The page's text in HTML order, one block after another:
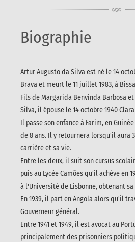
Biographie
Artur Augusto da Silva est né le 14
Brava et meurt le 11 juillet 1983, à
Fils de Margarida Benvinda Barbosa
Silva, il épouse le 14 octobre 1940
Il passe son enfance à Farim, en
de 8 ans. Il y retournera lorsqu'il aura
carrière et sa vie.
Entre les deux, il suit son cursus
puis au Lycée Camões qu'il achève en
à l'Université de Lisbonne, obtenant sa
En 1939, il part en Angola alors qu'il
Gouverneur général.
Entre 1941 et 1949, il est avocat au
principalement des prisonniers